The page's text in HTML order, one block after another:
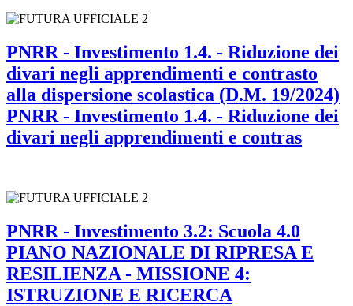
PNRR - Investimento 1.4. - Riduzione dei
divari negli apprendimenti e contrasto
alla dispersione scolastica (D.M. 19/2024)
PNRR - Investimento 1.4. - Riduzione dei
divari negli apprendimenti e contras
PNRR - Investimento 3.2: Scuola 4.0
PIANO NAZIONALE DI RIPRESA E
RESILIENZA - MISSIONE 4:
ISTRUZIONE E RICERCA